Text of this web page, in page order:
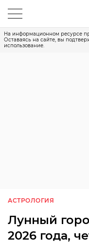
На информационном ресурсе
Оставаясь на сайте, вы
использование.
АСТРОЛОГИЯ
Лунный
2026 года,